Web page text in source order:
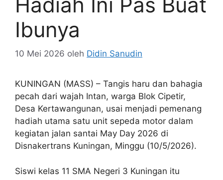
Ibunya
10 Mei 2026 oleh Didin Sanudin
KUNINGAN (MASS) – Tangis haru dan bahagia
pecah dari wajah Intan, warga Blok Cipetir,
Desa Kertawangunan, usai menjadi pemenang
hadiah utama satu unit sepeda motor dalam
kegiatan jalan santai May Day 2026 di
Disnakertrans Kuningan, Minggu (10/5/2026).
Siswi kelas 11 SMA Negeri 3 Kuningan itu